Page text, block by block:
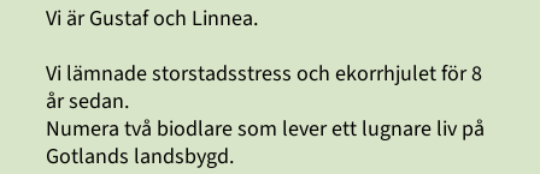
Vi är Gustaf och Linnea.
Vi lämnade storstadsstress och ekorrhjulet för 8
år sedan.
Numera två biodlare som lever ett lugnare liv på
Gotlands landsbygd.